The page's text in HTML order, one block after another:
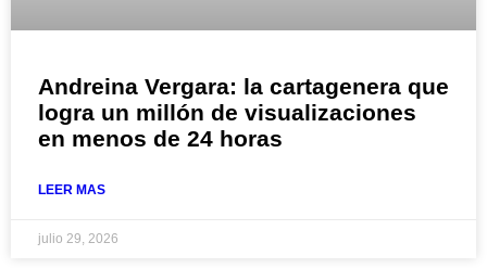
Andreina Vergara: la cartagenera que
logra un millón de visualizaciones
en menos de 24 horas
LEER MAS
julio 29, 2026